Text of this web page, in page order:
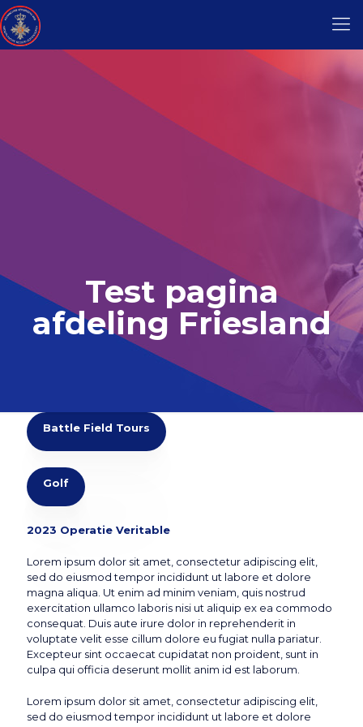
Test pagina
afdeling Friesland
Battle Field Tours
Golf
2023 Operatie Veritable
Lorem ipsum dolor sit amet, consectetur adipiscing elit,
sed do eiusmod tempor incididunt ut labore et dolore
magna aliqua. Ut enim ad minim veniam, quis nostrud
exercitation ullamco laboris nisi ut aliquip ex ea commodo
consequat. Duis aute irure dolor in reprehenderit in
voluptate velit esse cillum dolore eu fugiat nulla pariatur.
Excepteur sint occaecat cupidatat non proident, sunt in
culpa qui officia deserunt mollit anim id est laborum.
Lorem ipsum dolor sit amet, consectetur adipiscing elit,
sed do eiusmod tempor incididunt ut labore et dolore